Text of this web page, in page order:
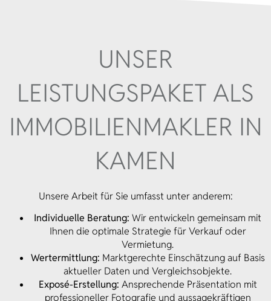
UNSER
LEISTUNGSPAKET ALS
IMMOBILIENMAKLER IN
KAMEN
Unsere Arbeit für Sie umfasst unter anderem:
Individuelle Beratung: Wir entwickeln gemeinsam mit
Ihnen die optimale Strategie für Verkauf oder
Vermietung.
Wertermittlung: Marktgerechte Einschätzung auf Basis
aktueller Daten und Vergleichsobjekte.
Exposé-Erstellung: Ansprechende Präsentation mit
professioneller Fotografie und aussagekräftigen